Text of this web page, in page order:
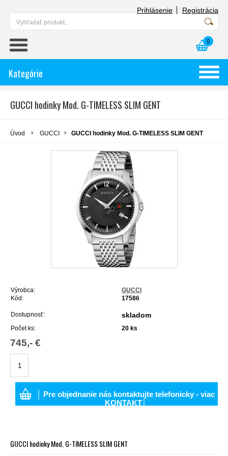
Prihlásenie Registrácia
0
Kategórie
GUCCI hodinky Mod. G-TIMELESS SLIM GENT
Úvod GUCCI GUCCI hodinky Mod. G-TIMELESS SLIM GENT
Výrobca:
GUCCI
Kód:
17586
Dostupnosť: skladom
Počet ks: 20 ks
745,- €
│ Pre objednanie nás kontaktujte telefonicky - viac
KONTAKT│
GUCCI hodinky Mod. G-TIMELESS SLIM GENT